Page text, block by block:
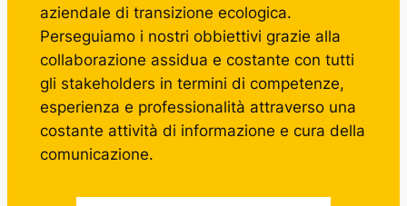
aziendale di transizione ecologica.
Perseguiamo i nostri obbiettivi grazie alla
collaborazione assidua e costante con tutti
gli stakeholders in termini di competenze,
esperienza e professionalità attraverso una
costante attività di informazione e cura della
comunicazione.